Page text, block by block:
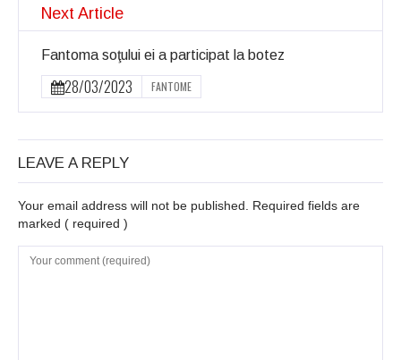
Next Article
Fantoma soţului ei a participat la botez
28/03/2023 FANTOME
LEAVE A REPLY
Your email address will not be published. Required fields are
marked ( required )